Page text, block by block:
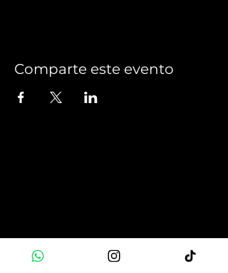
Comparte este evento